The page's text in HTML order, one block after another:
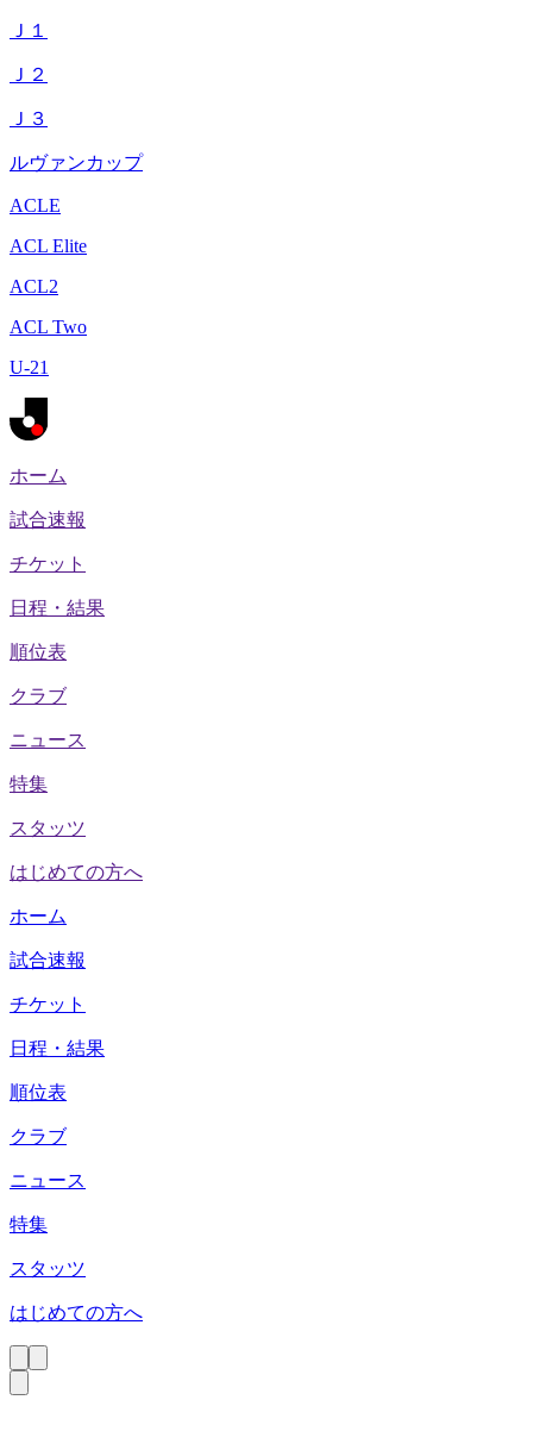
Ｊ１
Ｊ２
Ｊ３
ルヴァンカップ
ACLE
ACL Elite
ACL2
ACL Two
U-21
ホーム
試合速報
チケット
日程・結果
順位表
クラブ
ニュース
特集
スタッツ
はじめての方へ
ホーム
試合速報
チケット
日程・結果
順位表
クラブ
ニュース
特集
スタッツ
はじめての方へ